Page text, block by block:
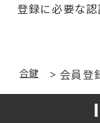
登録に必要な認
合鍵 会員登